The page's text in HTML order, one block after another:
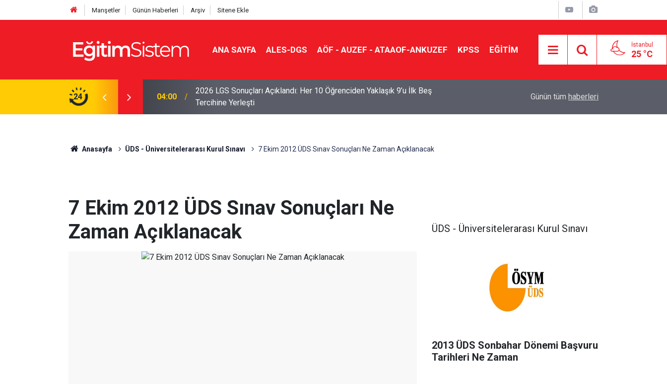
Manşetler Günün Haberleri Arşiv Sitene Ekle
ANA SAYFA ALES-DGS AÖF - AUZEF - ATAAOF-ANKUZEF KPSS EĞİTİM İstanbul
25 °C
24
Sınavla Alan Liseler Yüzde 95,76
04:00
2026 LGS Sonuçları Açıklandı: Her 10 Öğrenciden Yaklaşık 9’u İlk Beş
Tercihine Yerleşti
Yönlendiriyor?
Günün tüm haberleri
Anasayfa ÜDS - Üniversitelerarası Kurul Sınavı 7 Ekim 2012 ÜDS Sınav Sonuçları Ne Zaman Açıklanacak
7 Ekim 2012 ÜDS Sınav Sonuçları Ne
Zaman Açıklanacak
ÜDS - Üniversitelerarası Kurul Sınavı
2013 ÜDS Sonbahar Dönemi Başvuru
Tarihleri Ne Zaman